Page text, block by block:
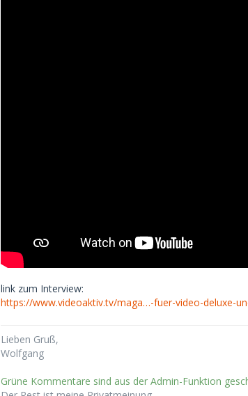
link zum Interview:
https://www.videoaktiv.tv/maga…-fuer-video-deluxe-
Lieben Gruß,
Wolfgang
Grüne Kommentare sind aus der Admin-Funktion